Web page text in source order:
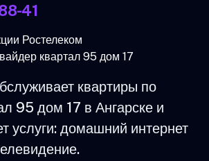
41
Ростелеком
квартал 95 дом 17
квартиры по
95 дом 17 в Ангарске и
услуги: домашний интернет